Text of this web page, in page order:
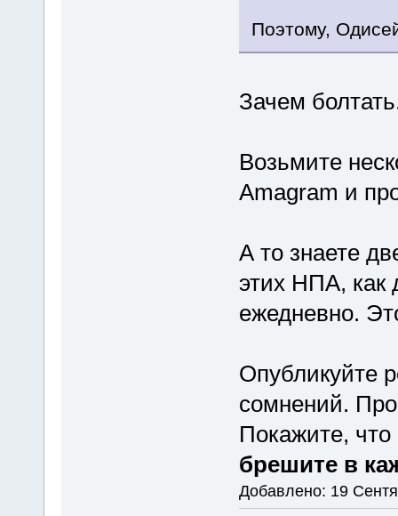
Поэтому,
Зачем
Возьмите
Amagram и
А то знаете
этих НПА, как
ежедневно.
Опубликуйте
сомнений.
Покажите,
брешите в
Добавлено: 19